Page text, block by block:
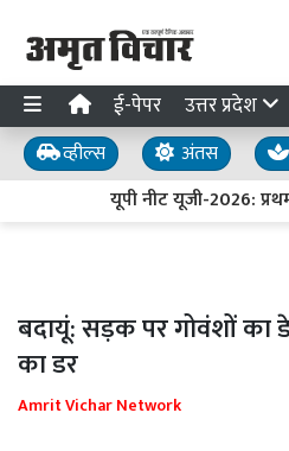
ई-पेपर उत्तर प्रदेश
व्हील्स अंतस
यूपी नीट यूजी-2026:
बदायूं: सड़क पर गोवंशों का
का डर
Amrit Vichar Network